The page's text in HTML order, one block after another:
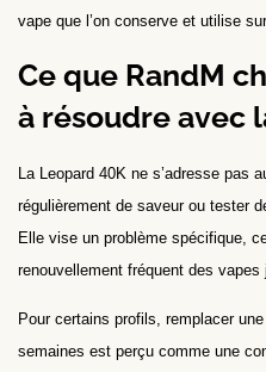
vape que l’on conserve et utilise
Ce que RandM
à résoudre avec
La Leopard 40K ne s’adresse pas
régulièrement de saveur ou tester
Elle vise un problème spécifique,
renouvellement fréquent des vapes
Pour certains profils, remplacer
semaines est perçu comme une